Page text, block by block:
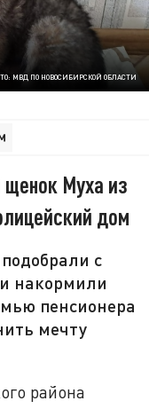
МВД ПО НОВОСИБИРСКОЙ ОБЛАСТИ
Муха из
дом
с
накормили
пенсионера
мечту
района